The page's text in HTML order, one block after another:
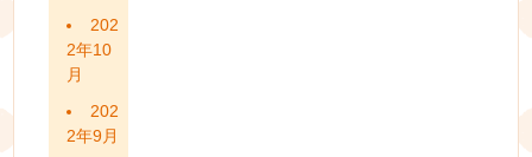
202
2年10
月
202
2年9月